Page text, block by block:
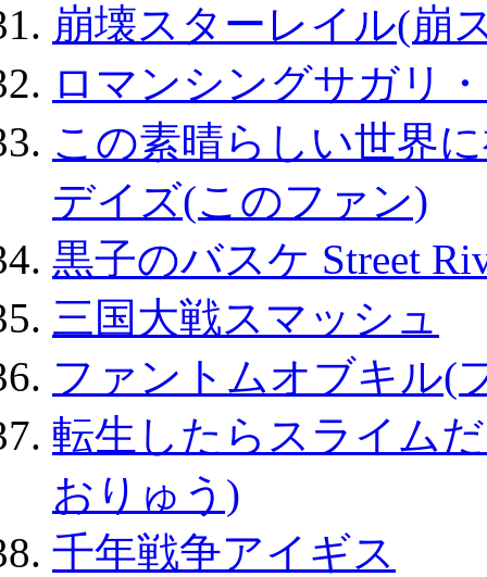
崩壊スターレイル(崩
ロマンシングサガリ
この素晴らしい世界
デイズ(このファン)
黒子のバスケ Street
三国大戦スマッシュ
ファントムオブキル(
転生したらスライム
おりゅう)
千年戦争アイギス